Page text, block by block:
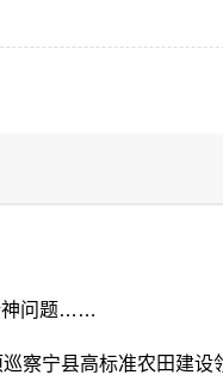
神问题……
察宁县高标准农田建设